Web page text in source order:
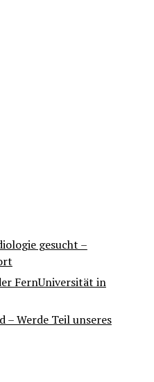
gesucht –
FernUniversität in
– Werde Teil unseres